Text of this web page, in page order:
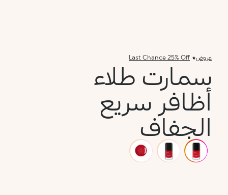
عروض Last Chance 25% Off
سمارت طلاء
أظافر سريع
الجفاف